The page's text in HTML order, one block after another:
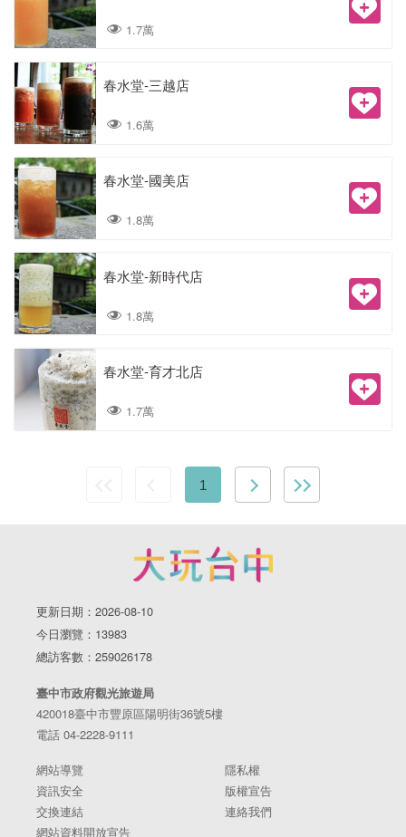
1.7萬
春水堂-三越店
1.6萬
春水堂-國美店
1.8萬
春水堂-新時代店
1.8萬
春水堂-育才北店
1.7萬
1
更新日期：2026-08-10
今日瀏覽：13983
總訪客數：259026178
臺中市政府觀光旅遊局
420018臺中市豐原區陽明街36號5樓
電話 04-2228-9111
網站導覽
隱私權
資訊安全
版權宣告
交換連結
連絡我們
網站資料開放宣告